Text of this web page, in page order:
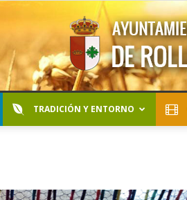
TRADICIÓN Y ENTORNO